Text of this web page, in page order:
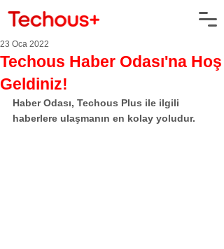
Techous Haber Odası'na Hoş
Geldiniz!
23 Oca 2022
Haber Odası, Techous Plus ile ilgili
haberlere ulaşmanın en kolay yoludur.